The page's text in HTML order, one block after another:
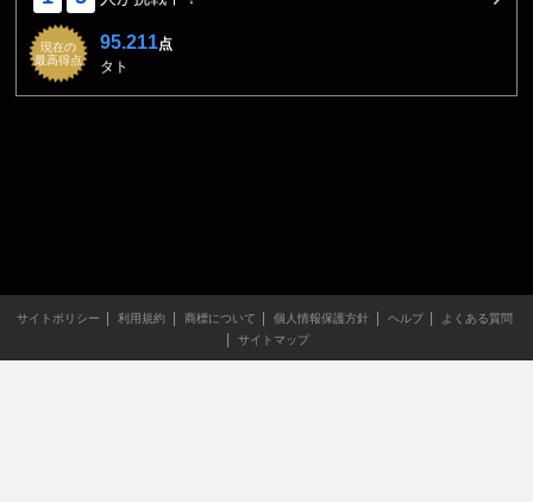
現在の
最高得点
95.211点
タト
サイトポリシー 利用規約 商標について 個人情報保護方針 ヘルプ
よくある質問
サイトマップ